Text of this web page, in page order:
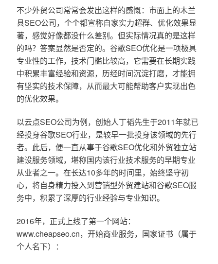
不少外贸公司常常会发出这样的感慨：市面上的木兰
县SEO公司，个个都宣称自家实力超群、优化效果显
著，感觉好像都没什么差别。但实际情况真的是这样
的吗？答案显然是否定的。谷歌SEO优化是一项极具
专业性的工作，技术门槛比较高，它需要在长期实践
中积累丰富经验和资源，历经时间沉淀打磨，才能拥
有坚实的技术保障，从而最大可能帮助客户实现出色
的优化效果。
以云点SEO公司为例，创始人丁韬先生于2011年就已
经投身谷歌SEO行业，是较早一批投身该领域的先行
者。此后，便一直从事于谷歌SEO优化和外贸独立站
建设服务领域，堪称国内该行业技术服务的早期专业
从业者之一。在长达10多年的时间里，始终坚守初
心，将自身精力投入到营销型外贸建站和谷歌SEO服
务中，积累了深厚的行业经验与专业知识。
2016年，正式上线了第一个网站：
www.cheapseo.cn，开始商业服务，国家证书（属于
个人名下）：